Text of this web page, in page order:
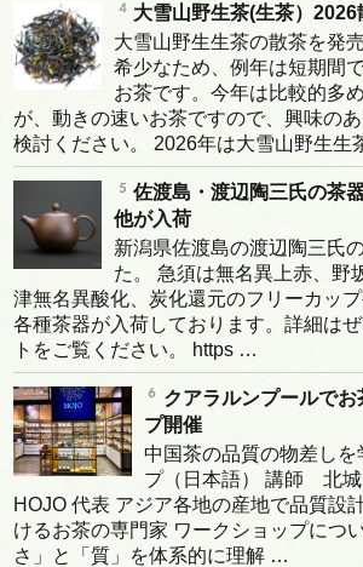
大雪山野生茶(生茶）2026
大雪山野生生茶の散茶を発
希少なため、例年は短期間
お茶です。今年は比較的多
が、動きの速いお茶ですので、興味の
検討ください。 2026年は大雪山野生生
佐渡島・渡辺陶三氏の茶
他が入荷
新潟県佐渡島の渡辺陶三氏
た。 急須は無名異上赤、野
津無名異酸化、炭化還元のフリーカッ
各種茶器が入荷しております。詳細は
トをご覧ください。 https …
クアラルンプールでお
プ開催
中国茶の品質の物差しを
プ（日本語） 講師 北
HOJO 代表 アジア各地の産地で品質設
けるお茶の専門家 ワークショップにつ
さ」と「質」を体系的に理解 …